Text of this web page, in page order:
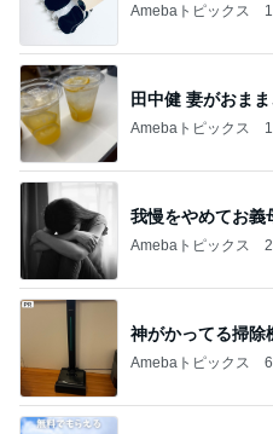
Amebaトピックス
田中健 妻がおま
Amebaトピックス
我慢をやめてお義
Amebaトピックス
神がかってる掃除
Amebaトピックス